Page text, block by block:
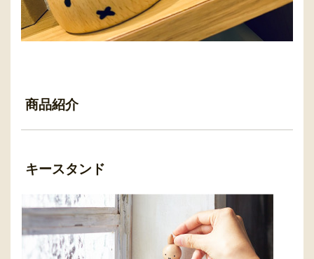
商品紹介
キースタンド